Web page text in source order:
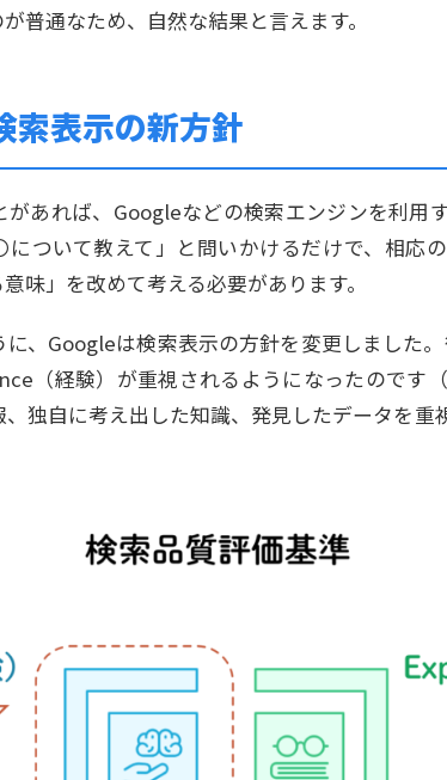
普通なため、自然な結果と言えます。
表示の新方針
あれば、Googleなどの検索エンジンを利用
について教えて」と問いかけるだけで、相応
味」を改めて考える必要があります。
、Googleは検索表示の方針を変更しました。
（経験）が重視されるようになったのです
独自に考え出した知識、発見したデータを重